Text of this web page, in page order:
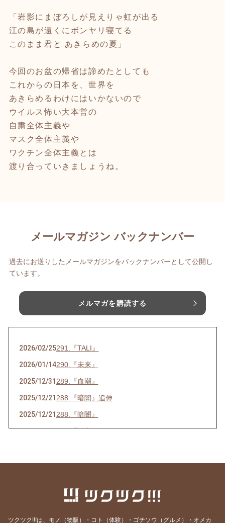
「岩影にまぼろしが見えりゃ虹が出る
江の島が遠くにボンヤリ寝てる
このまま君と あきらめの夏」
今回のお盆の帰省は諦めたとしても
これからの日本を、世界を
あきらめるわけにはいかないので
ウイルス怖い大本営の
自粛全体主義や
マスク全体主義や
ワクチン全体主義とは
渡り合っていきましょうね。
メールマガジン バックナンバー
過去にお送りしたメールマガジンをバックナンバーとして公開し
ています。
メルマガを購読する
2026/02/25291.『TALI』
2026/01/14290.『未来』
2025/12/31289.『血潮』
2025/12/21288.『暗闇』追伸
2025/12/21288.『暗闇』
2025/07/16286.『ネ申』
2025/05/28284.『東京』
282.『葛藤』
ツクツク!!!は、モノ（物販）・コト（体験）・ゴチソウ（グルメ）・オメカ